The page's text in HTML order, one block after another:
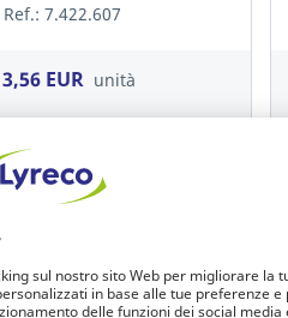
Ref.: 7.422.607
3,56 EUR unità
Accedi / Registrati